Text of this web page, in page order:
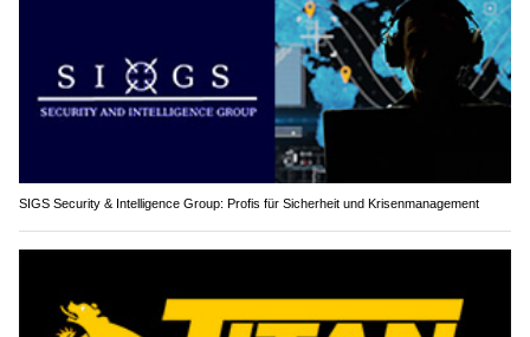
SIGS Security & Intelligence Group: Profis für Sicherheit und Krisenmanagement